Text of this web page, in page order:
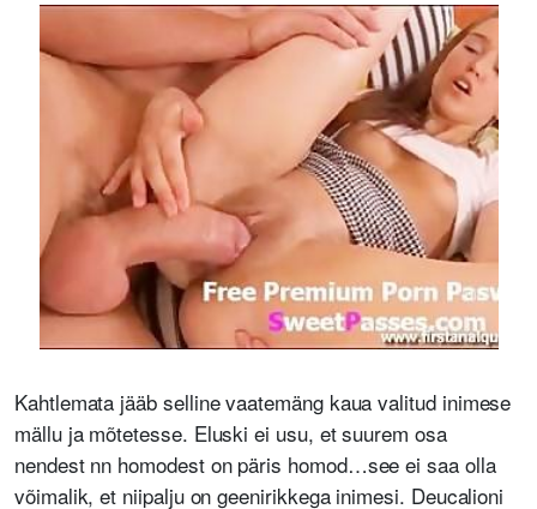
Kahtlemata jääb selline vaatemäng kaua valitud inimese
mällu ja mõtetesse. Eluski ei usu, et suurem osa
nendest nn homodest on päris homod…see ei saa olla
võimalik, et niipalju on geenirikkega inimesi. Deucalioni